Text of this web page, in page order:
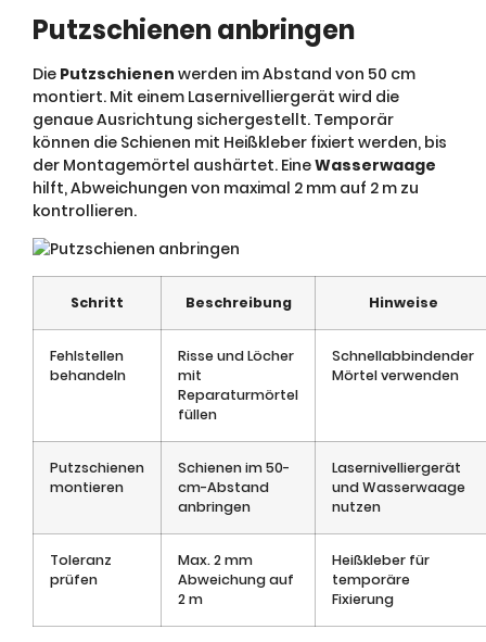
Putzschienen anbringen
Die Putzschienen werden im Abstand von 50 cm
montiert. Mit einem Lasernivelliergerät wird die
genaue Ausrichtung sichergestellt. Temporär
können die Schienen mit Heißkleber fixiert werden, bis
der Montagemörtel aushärtet. EineWasserwaage
hilft, Abweichungen von maximal 2 mm auf 2 m zu
kontrollieren.
Schritt Beschreibung Hinweise
Fehlstellen
behandeln
Risse und Löcher
mit
Reparaturmörtel
füllen
Schnellabbindender
Mörtel verwenden
Putzschienen
montieren
Schienen im 50-
cm-Abstand
anbringen
Lasernivelliergerät
und Wasserwaage
nutzen
Toleranz
prüfen
Max. 2 mm
Abweichung auf
2 m
Heißkleber für
temporäre
Fixierung